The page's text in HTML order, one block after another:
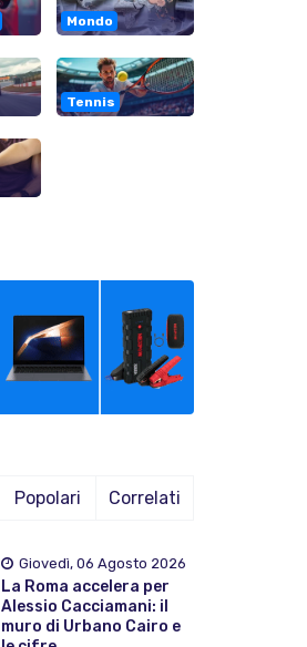
Mondo
Tennis
Popolari Correlati
Giovedì, 06 Agosto 2026
La Roma accelera per
Alessio Cacciamani: il
muro di Urbano Cairo e